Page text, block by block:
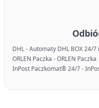
DHL - Automaty DHL BOX 24/7
ORLEN Paczka - ORLEN Paczka
InPost Paczkomat® 24/7 -